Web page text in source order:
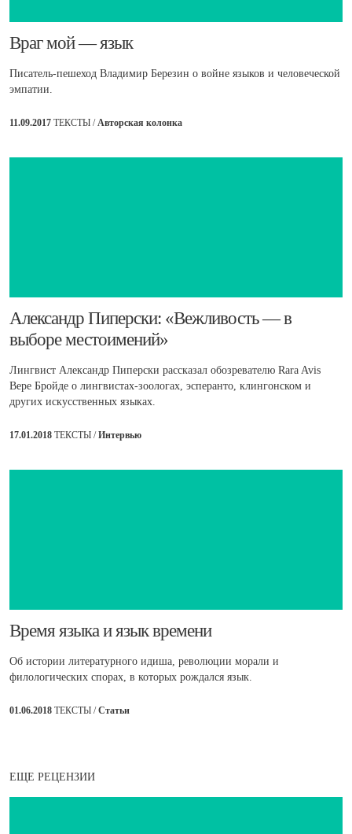
​​Враг мой — язык
Писатель-пешеход Владимир Березин о войне языков и человеческой
эмпатии.
11.09.2017 ТЕКСТЫ / Авторская колонка
Александр Пиперски: «Вежливость — в
выборе местоимений»
Лингвист Александр Пиперски рассказал обозревателю Rara Avis
Вере Бройде о лингвистах-зоологах, эсперанто, клингонском и
других искусственных языках.
17.01.2018 ТЕКСТЫ /Интервью
​​Время языка и язык времени
Об истории литературного идиша, революции морали и
филологических спорах, в которых рождался язык.
01.06.2018 ТЕКСТЫ /Статьи
ЕЩЕ РЕЦЕНЗИИ